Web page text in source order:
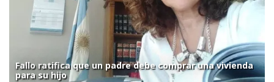
Fallo ratifica que un padre debe comprar una vivienda
para su hijo